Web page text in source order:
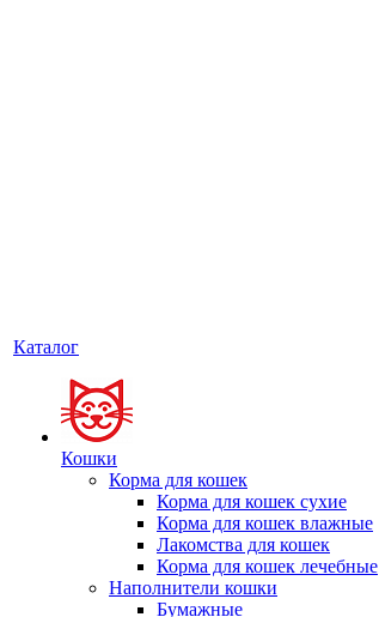
Каталог
Кошки
Корма для кошек
Корма для кошек сухие
Корма для кошек влажные
Лакомства для кошек
Корма для кошек лечебные
Наполнители кошки
Бумажные